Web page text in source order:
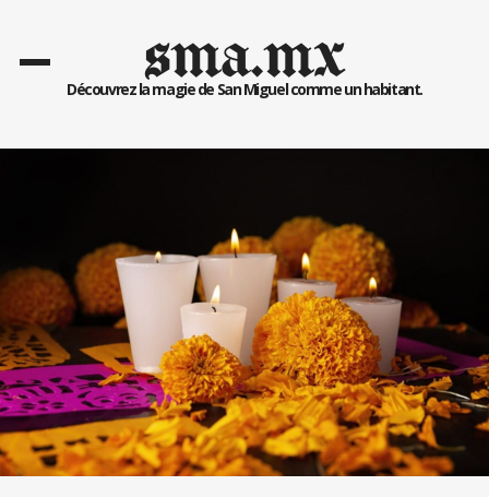
sma.mx
Découvrez la magie de San Miguel comme un habitant.